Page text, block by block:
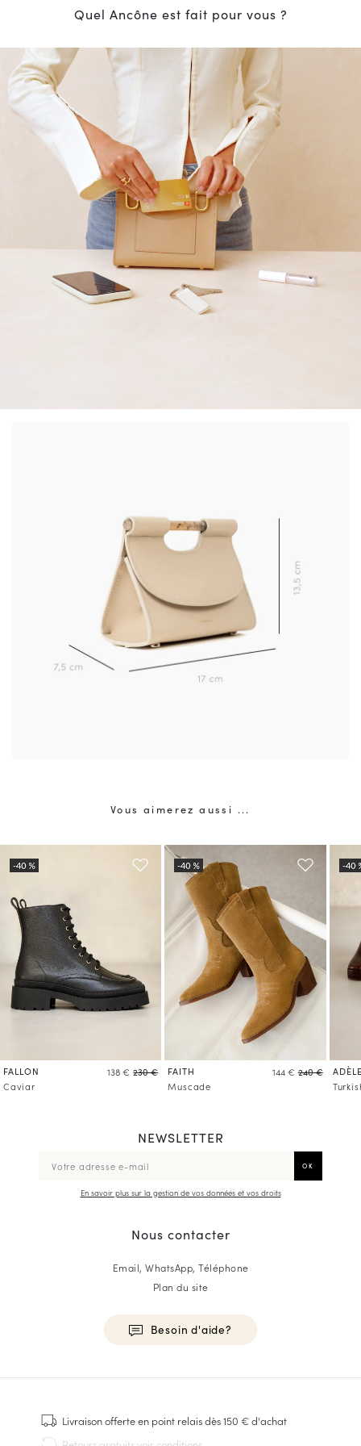
Quel Ancône est fait pour vous ?
Vous aimerez aussi ...
FALLON 138 € 230 €
Caviar
FAITH 144 € 240 €
Muscade
NEWSLETTER
En savoir plus sur la gestion de vos données et vos droits
Nous contacter
Email, WhatsApp, Téléphone
Plan du site
Besoin d'aide?
Baskets
Cousu Goodyear
Livraison offerteen point relais dès 150 € d'achat